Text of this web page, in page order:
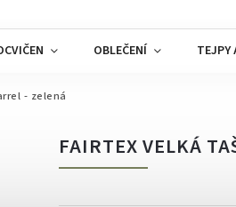
OBLEČENÍ TEJPY
- zelená
FAIRTEX VELKÁ